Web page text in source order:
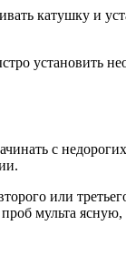
катушку и
установить
с
или
мульта ясную,